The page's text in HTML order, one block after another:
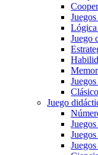
Juego
Juego